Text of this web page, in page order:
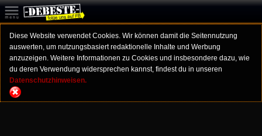
Diese Website verwendet Cookies. Wir können damit die Seitennutzung
auswerten, um nutzungsbasiert redaktionelle Inhalte und Werbung
anzuzeigen. Weitere Informationen zu Cookies und insbesondere dazu, wie
du deren Verwendung widersprechen kannst, findest du in unseren
Datenschutzhinweisen.